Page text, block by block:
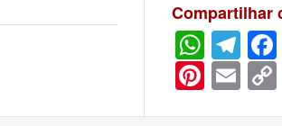
Compartilhar